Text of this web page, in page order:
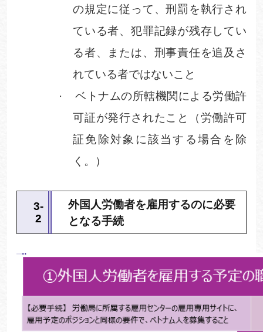
の規定に従って、刑罰を執行され
ている者、犯罪記録が残存してい
る者、または、刑事責任を追及さ
れている者ではないこと
·
ベトナムの所轄機関による労働許
可証が発行されたこと（労働許可
証免除対象に該当する場合を除
く。）
3‐
2
外国人労働者を雇用するのに必要
となる手続